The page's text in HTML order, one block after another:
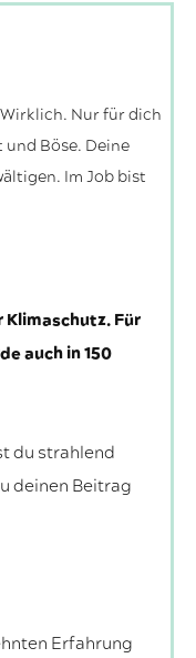
Nur für dich
und Böse. Deine
Im Job bist
Klimaschutz. Für
auch in 150
du strahlend
deinen Beitrag
Erfahrung